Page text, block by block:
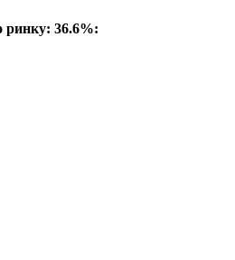
ринку: 36.6%: